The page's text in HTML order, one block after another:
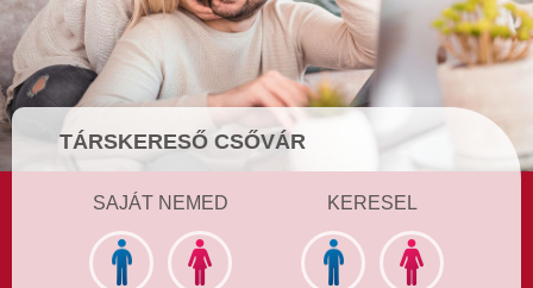
TÁRSKERESŐ CSŐVÁR
SAJÁT NEMED KERESEL